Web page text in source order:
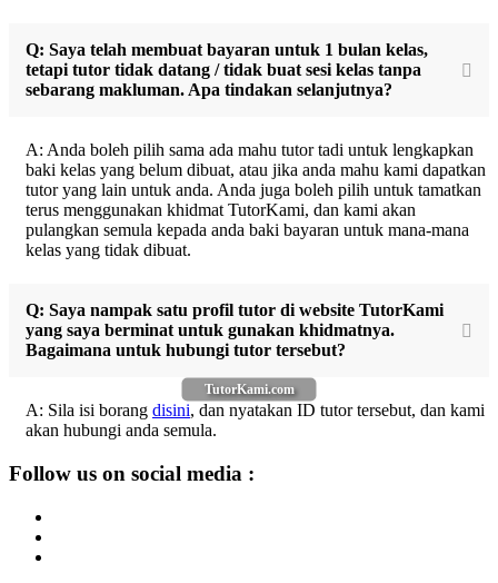
TutorKami.com
Q: Saya telah membuat bayaran untuk 1 bulan kelas,
tetapi tutor tidak datang / tidak buat sesi kelas tanpa
sebarang makluman. Apa tindakan selanjutnya?
A: Anda boleh pilih sama ada mahu tutor tadi untuk lengkapkan
baki kelas yang belum dibuat, atau jika anda mahu kami dapatkan
tutor yang lain untuk anda. Anda juga boleh pilih untuk tamatkan
terus menggunakan khidmat TutorKami, dan kami akan
pulangkan semula kepada anda baki bayaran untuk mana-mana
kelas yang tidak dibuat.
Q: Saya nampak satu profil tutor di website TutorKami
yang saya berminat untuk gunakan khidmatnya.
Bagaimana untuk hubungi tutor tersebut?
A: Sila isi borang disini, dan nyatakan ID tutor tersebut, dan kami
akan hubungi anda semula.
Follow us on social media :